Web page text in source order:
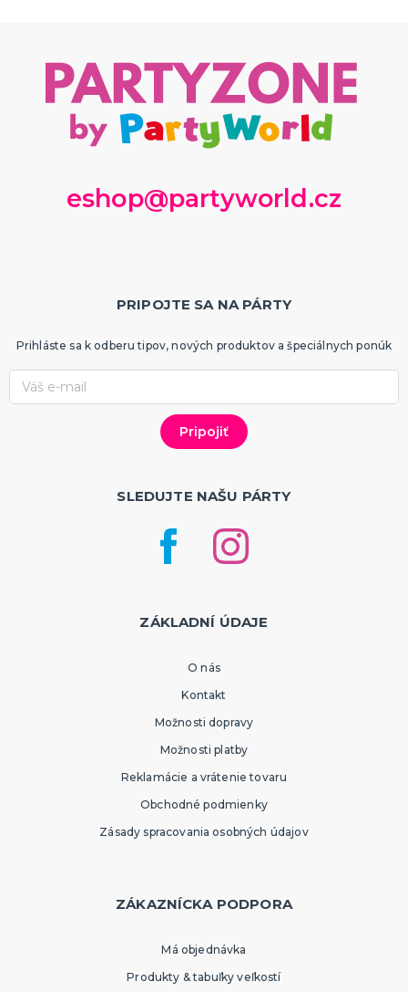
eshop@partyworld.cz
PRIPOJTE SA NA PÁRTY
Prihláste sa k odberu tipov, nových produktov a špeciálnych ponúk
SLEDUJTE NAŠU PÁRTY
ZÁKLADNÍ ÚDAJE
O nás
Kontakt
Možnosti dopravy
Možnosti platby
Reklamácie a vrátenie tovaru
Obchodné podmienky
Zásady spracovania osobných údajov
ZÁKAZNÍCKA PODPORA
Má objednávka
Produkty & tabuľky veľkostí